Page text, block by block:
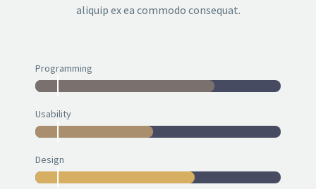
aliquip ex ea commodo consequat.
Programming
Usability
Design